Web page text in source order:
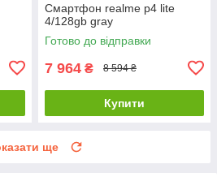
Смартфон realme p4 lite
4/128gb gray
Готово до відправки
7 964 ₴ 8 594 ₴
Купити
ще